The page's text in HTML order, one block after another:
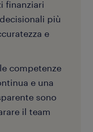
finanziari
più
e
competenze
e una
sono
il team